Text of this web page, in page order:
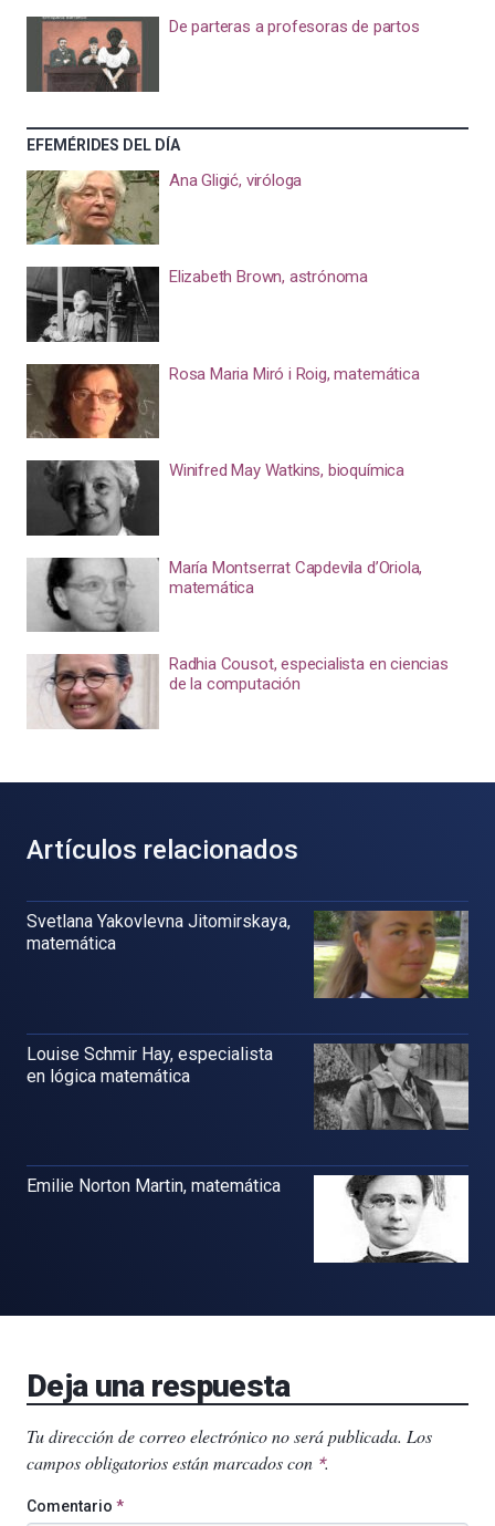
De parteras a profesoras de partos
EFEMÉRIDES DEL DÍA
Ana Gligić, viróloga
Elizabeth Brown, astrónoma
Rosa Maria Miró i Roig, matemática
Winifred May Watkins, bioquímica
María Montserrat Capdevila d’Oriola,
matemática
Radhia Cousot, especialista en ciencias
de la computación
Artículos relacionados
Svetlana Yakovlevna Jitomirskaya,
matemática
Louise Schmir Hay, especialista
en lógica matemática
Emilie Norton Martin, matemática
Deja una respuesta
Tu dirección de correo electrónico no será publicada. Los
campos obligatorios están marcados con *.
Comentario *